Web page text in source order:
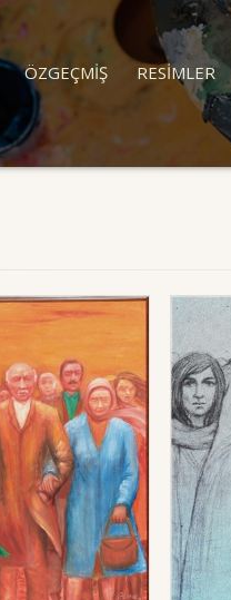
ÖZGEÇMİŞ RESİMLER